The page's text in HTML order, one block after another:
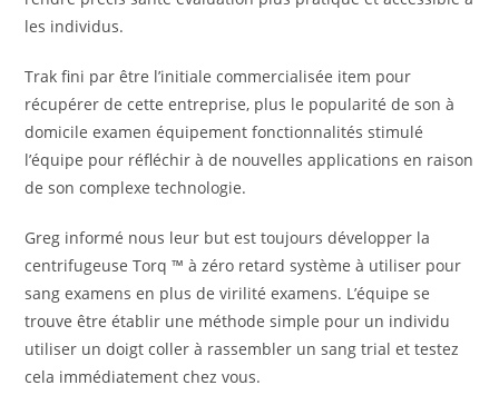
les individus.
Trak fini par être l’initiale commercialisée item pour
récupérer de cette entreprise, plus le popularité de son à
domicile examen équipement fonctionnalités stimulé
l’équipe pour réfléchir à de nouvelles applications en raison
de son complexe technologie.
Greg informé nous leur but est toujours développer la
centrifugeuse Torq ™ à zéro retard système à utiliser pour
sang examens en plus de virilité examens. L’équipe se
trouve être établir une méthode simple pour un individu
utiliser un doigt coller à rassembler un sang trial et testez
cela immédiatement chez vous.